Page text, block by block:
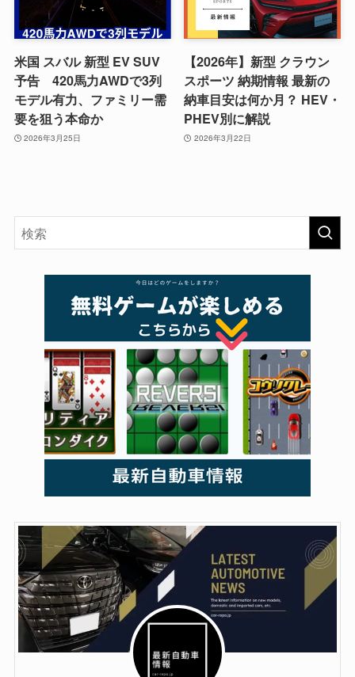
米国 スバル 新型 EV SUV
予告 420馬力AWDで3列
モデル有力、ファミリー需
要を狙う本命か
2026年3月25日
【2026年】新型 クラウン
スポーツ 納期情報 最新の
納車目安は何か月？ HEV・
PHEV別に解説
2026年3月22日